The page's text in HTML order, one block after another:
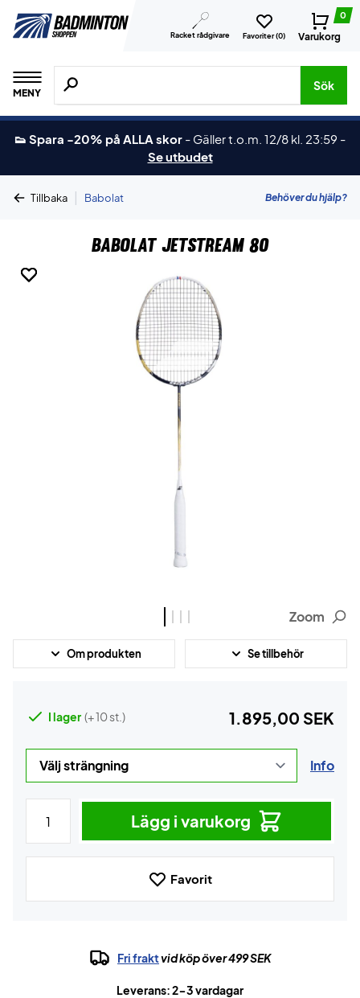
Racket rådgivare Favoriter (0)
0
Varukorg
MENY
Sök efter produkter, märken osv.
Sök
👟 Spara -20% på ALLA skor - Gäller t.o.m. 12/8 kl. 23:59 -
Se utbudet
Tillbaka | Babolat Behöver du hjälp?
Babolat Jetstream 80
Zoom
Om produkten Se tillbehör
I lager (+ 10 st.) 1.895,00 SEK
Info
Lägg i varukorg
Favorit
Fri fraktvid köp över 499 SEK
Leverans: 2-3 vardagar